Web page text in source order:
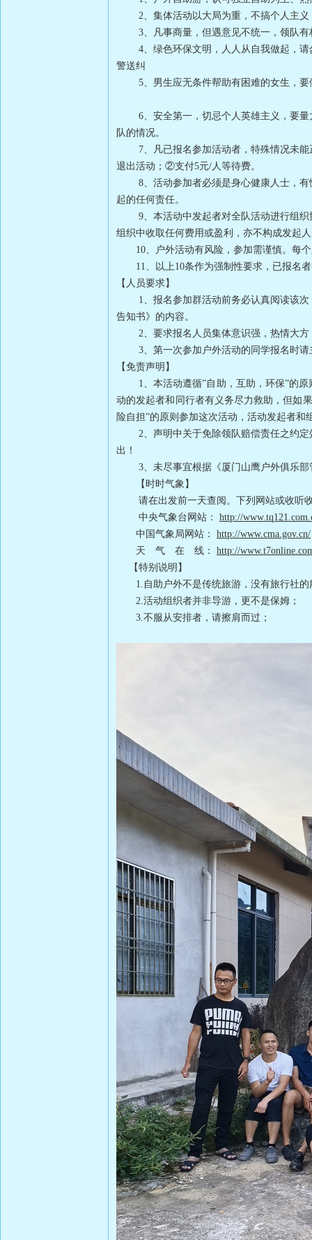
2、集体活动以大局为重，不搞个人主
3、凡事商量，但遇意见不统一，领队
4、绿色环保文明，人人从自我做起，
警送纠
5、男生应无条件帮助有困难的女生，
6、安全第一，切忌个人英雄主义，要
队的情况。
7、凡已报名参加活动者，特殊情况未
退出活动；②支付5元/人等待费。
8、活动参加者必须是身心健康人士，
起的任何责任。
9、本活动中发起者对全队活动进行组
组织中收取任何费用或盈利，亦不构成发起
10、户外活动有风险，参加需谨慎。每
11、以上10条作为强制性要求，已报名
【人员要求】
1、报名参加群活动前务必认真阅读该
告知书》的内容。
2、要求报名人员集体意识强，热情大方
3、第一次参加户外活动的同学报名时
【免责声明】
1、本活动遵循”自助，互助，环保”的原
动的发起者和同行者有义务尽力救助，但如
险自担”的原则参加这次活动，活动发起者和
2、声明中关于免除领队赔偿责任之约
出！
3、未尽事宜根据《厦门山鹰户外俱乐
【时时气象】
请在出发前一天查阅。下列网站或收听
中央气象台网站：
http://
中国气象局网站：
http://www.cma.gov.cn/
天 气 在 线：
http://
【特别说明】
1. 自助户外不是传统旅游，没有旅行社的
2.活动组织者并非导游，更不是保姆；
3.不服从安排者，请擦肩而过；